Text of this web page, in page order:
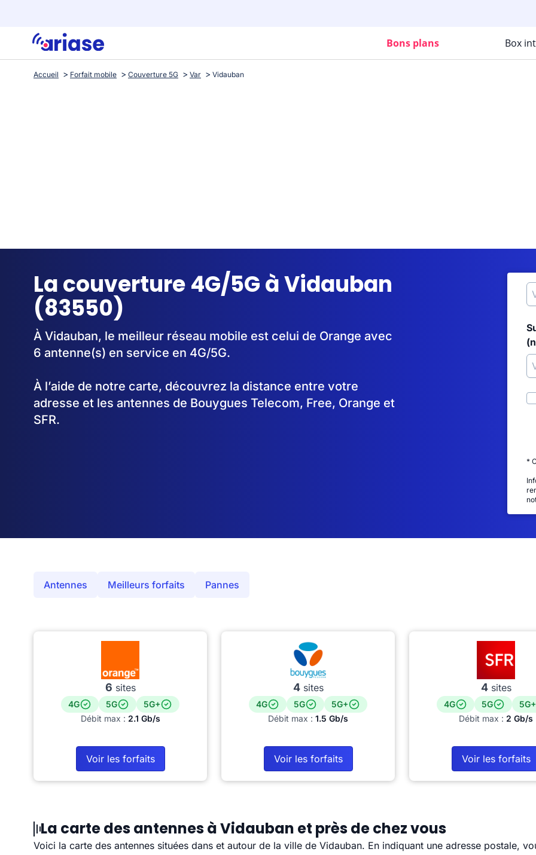
Bons plans Box
Accueil Forfait mobile Couverture 5G Var Vidauban
La couverture 4G/5G à Vidauban
(83550)
À Vidauban, le meilleur réseau mobile est celui de Orange avec
6 antenne(s) en service en 4G/5G.
À l’aide de notre carte, découvrez la distance entre votre
adresse et les antennes de Bouygues Telecom, Free, Orange et
SFR.
*
Antennes Meilleurs forfaits Pannes
6 sites
4G 5G
5G+
Débit max : 2.1 Gb/s
Voir les forfaits
4sites
4G 5G
5G+
Débit max : 1.5 Gb/s
Voir les forfaits
4sites
4G 5G
5G+
Débit max : 2 Gb/s
Voir les forfaits
La carte des antennes à Vidauban et près de chez vous
Voici la carte des antennes situées dans et autour de la ville de Vidauban. En indiquant une adresse postale,